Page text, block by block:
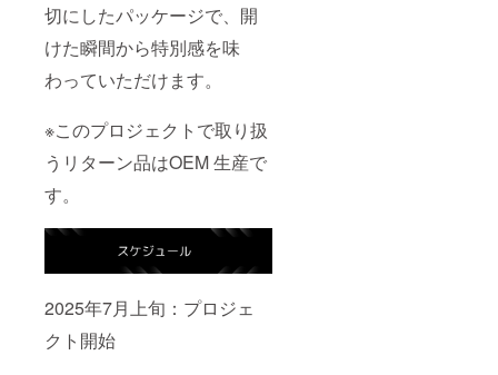
切にしたパッケージで、開
けた瞬間から特別感を味
わっていただけます。
※このプロジェクトで取り扱
うリターン品はOEM 生産で
す。
2025年7月上旬：プロジェ
クト開始